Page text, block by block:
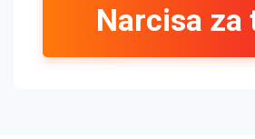
Narcisa za